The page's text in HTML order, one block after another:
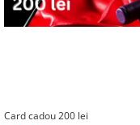
Card cadou 200 lei